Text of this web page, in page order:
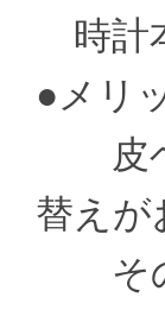
時計
●メリ
皮ベ
替えが
その